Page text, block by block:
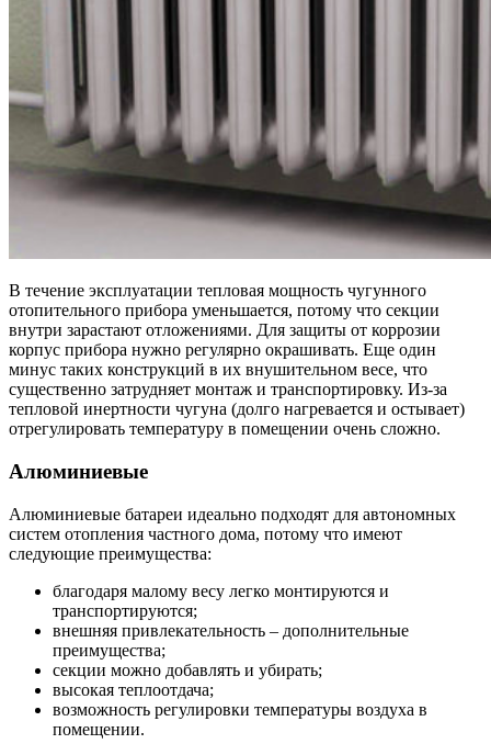
В течение эксплуатации тепловая мощность чугунного
отопительного прибора уменьшается, потому что секции
внутри зарастают отложениями. Для защиты от коррозии
корпус прибора нужно регулярно окрашивать. Еще один
минус таких конструкций в их внушительном весе, что
существенно затрудняет монтаж и транспортировку. Из-за
тепловой инертности чугуна (долго нагревается и остывает)
отрегулировать температуру в помещении очень сложно.
Алюминиевые
Алюминиевые батареи идеально подходят для автономных
систем отопления частного дома, потому что имеют
следующие преимущества:
благодаря малому весу легко монтируются и
транспортируются;
внешняя привлекательность – дополнительные
преимущества;
секции можно добавлять и убирать;
высокая теплоотдача;
возможность регулировки температуры воздуха в
помещении.